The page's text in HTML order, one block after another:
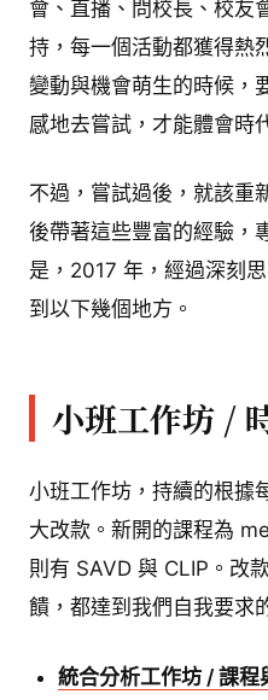
會、直播、問校長、校友
持，每一個活動都獲得熱
變動與機會萌生的時候，
感地去嘗試，才能體會時
不過，嘗試過後，就該重
後帶著這些豐富的經驗，
是，2017 年，經過深刻
到以下幾個地方。
小班工作坊 /
小班工作坊，持續的根據
大改款。新開的課程為
則有 SAVD 與 CLIP。改
饋，都達到我們自我要求
統合分析工作坊 / 課程